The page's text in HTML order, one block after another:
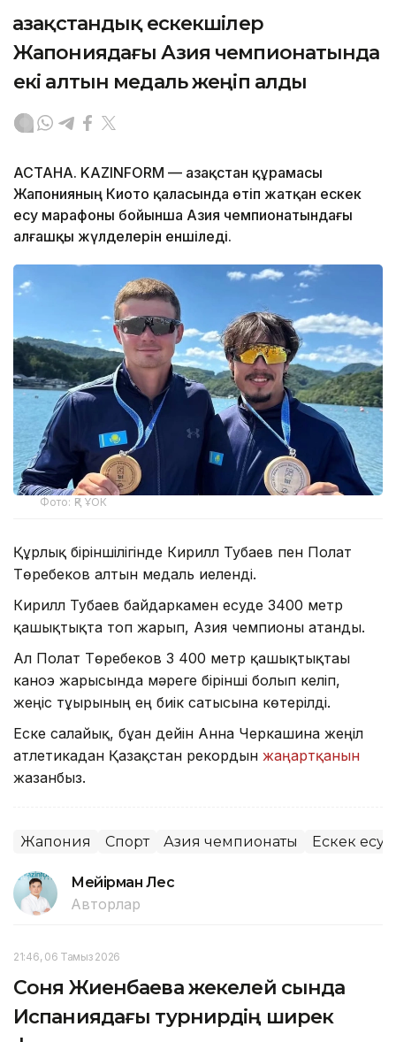
Қазақстандық ескекшілер
Жапониядағы Азия чемпионатында
екі алтын медаль жеңіп алды
АСТАНА. KAZINFORM — Қазақстан құрамасы
Жапонияның Киото қаласында өтіп жатқан ескек
есу марафоны бойынша Азия чемпионатындағы
алғашқы жүлделерін еншіледі.
Фото: ҚР ҰОК
Құрлық біріншілігінде Кирилл Тубаев пен Полат
Төребеков алтын медаль иеленді.
Кирилл Тубаев байдаркамен есуде 3400 метр
қашықтықта топ жарып, Азия чемпионы атанды.
Ал Полат Төребеков 3 400 метр қашықтықтағы
каноэ жарысында мәреге бірінші болып келіп,
жеңіс тұғырының ең биік сатысына көтерілді.
Еске салайық, бұған дейін Анна Черкашина жеңіл
атлетикадан Қазақстан рекордын жаңартқанын
жазғанбыз.
Жапония Спорт Азия чемпионаты Ескек есу
Мейірман Лес
Авторлар
21:46, 06 Тамыз 2026
Соня Жиенбаева жекелей сында
Испаниядағы турнирдің ширек